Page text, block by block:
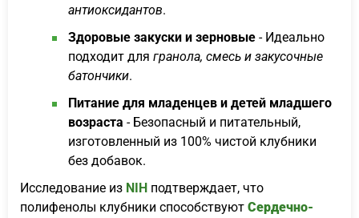
антиоксидантов.
Здоровые закуски и зерновые - Идеально
подходит для гранола, смесь и закусочные
батончики.
Питание для младенцев и детей младшего
возраста - Безопасный и питательный,
изготовленный из 100% чистой клубники
без добавок.
Исследование из NIH подтверждает, что
полифенолы клубники способствуют Сердечно-